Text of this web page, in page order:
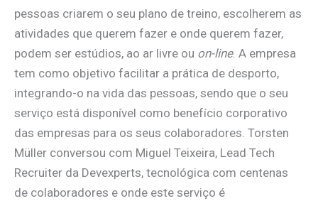
pessoas criarem o seu plano de treino, escolherem as
atividades que querem fazer e onde querem fazer,
podem ser estúdios, ao ar livre ou on-line. A empresa
tem como objetivo facilitar a prática de desporto,
integrando-o na vida das pessoas, sendo que o seu
serviço está disponível como benefício corporativo
das empresas para os seus colaboradores. Torsten
Müller conversou com Miguel Teixeira, Lead Tech
Recruiter da Devexperts, tecnológica com centenas
de colaboradores e onde este serviço é